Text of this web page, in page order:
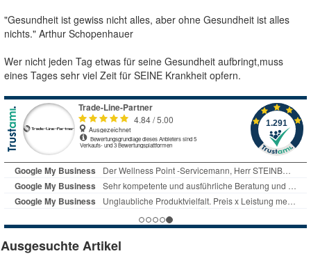
"Gesundheit ist gewiss nicht alles, aber ohne Gesundheit ist alles
nichts." Arthur Schopenhauer
Wer nicht jeden Tag etwas für seine Gesundheit aufbringt,muss
eines Tages sehr viel Zeit für SEINE Krankheit opfern.
Ausgesuchte Artikel